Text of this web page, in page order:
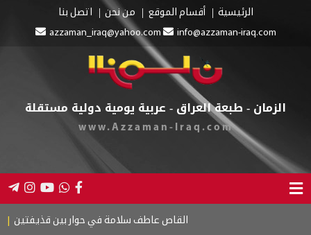
الرئيسية أقسام الموقع من نحن
اتصل بنا
azzaman_iraq@yahoo.com
info@azzaman-iraq.com
الزمان - طبعة العراق - عربية يومية دولية مستقلة
www.Azzaman-Iraq.com
القاص عاطف سلامة في حوار بين قذيفتين |